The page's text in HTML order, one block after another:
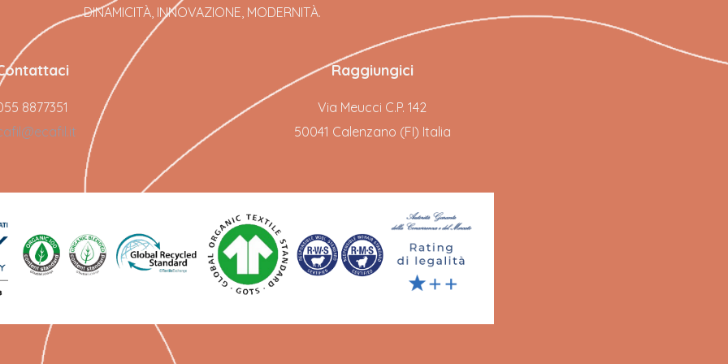
DINAMICITÀ, INNOVAZIONE, MODERNITÀ.
8877351
Raggiungici
Via Meucci C.P. 142
50041 Calenzano (FI) Italia